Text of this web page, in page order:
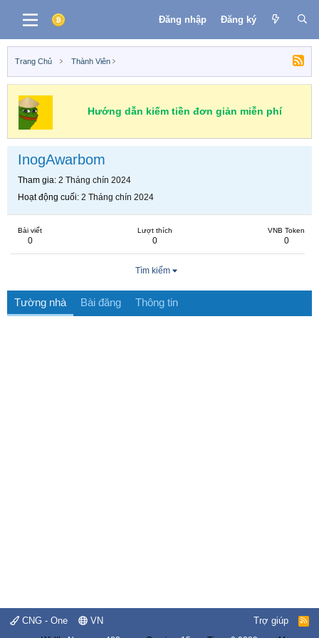
Đăng nhập Đăng ký
Trang Chủ Thành Viên
Hướng dẫn kiếm tiền đơn giản miễn phí
InogAwarbom
Tham gia 2 Tháng chín 2024
Hoạt động cuối 2 Tháng chín 2024
Bài viết
0
Lượt thích
0
VNB Token
0
Tìm kiếm
Tường nhà Bài đăng Thông tin
CNG - One VN Trợ giúp
R